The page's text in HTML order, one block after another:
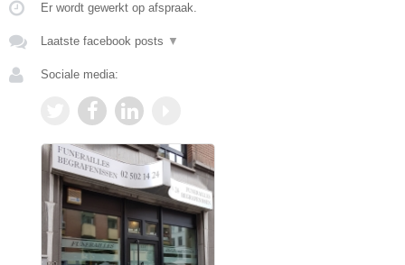
Er wordt gewerkt op afspraak.
Laatste facebook posts ▼
Sociale media: